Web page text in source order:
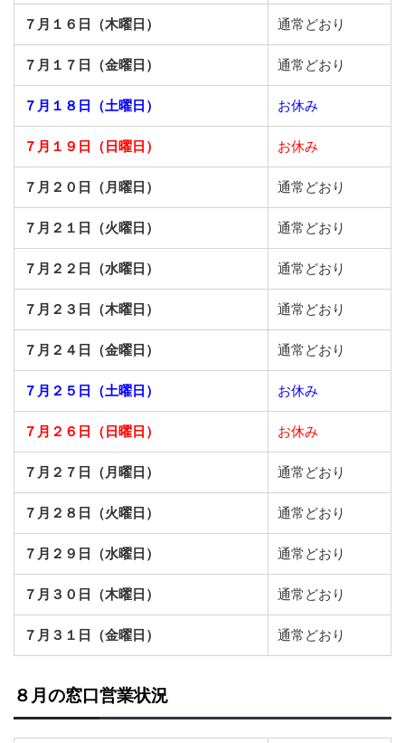
７月１６日（木曜日） 通常どおり
７月１７日（金曜日） 通常どおり
７月１８日（土曜日） お休み
７月１９日（日曜日） お休み
７月２０日（月曜日） 通常どおり
７月２１日（火曜日） 通常どおり
７月２２日（水曜日） 通常どおり
７月２３日（木曜日） 通常どおり
７月２４日（金曜日） 通常どおり
７月２５日（土曜日） お休み
７月２６日（日曜日） お休み
７月２７日（月曜日） 通常どおり
７月２８日（火曜日） 通常どおり
７月２９日（水曜日） 通常どおり
７月３０日（木曜日） 通常どおり
７月３１日（金曜日） 通常どおり
８月の窓口営業状況